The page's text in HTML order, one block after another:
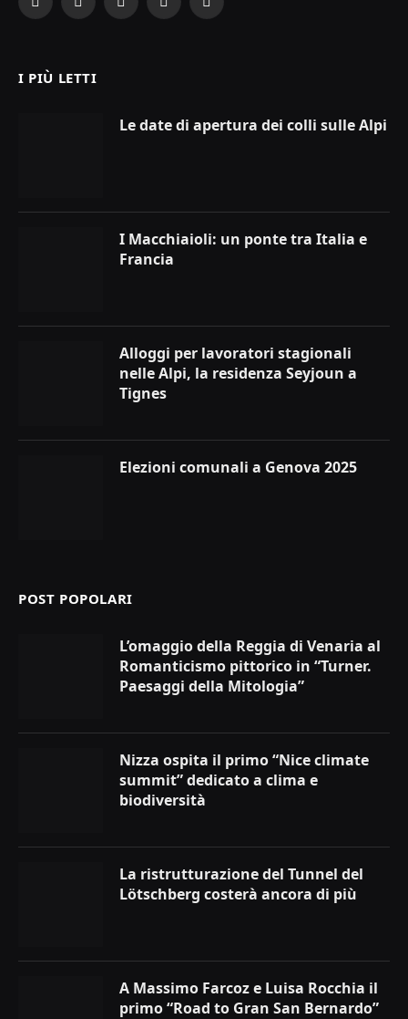
Facebook
X
InstagramYouTubeLinkedIn
I PIÙ LETTI
Le date di apertura dei colli sulle Alpi
I Macchiaioli: un ponte tra Italia e
Francia
Alloggi per lavoratori stagionali
nelle Alpi, la residenza Seyjoun a
Tignes
Elezioni comunali a Genova 2025
POST POPOLARI
L’omaggio della Reggia di Venaria al
Romanticismo pittorico in “Turner.
Paesaggi della Mitologia”
Nizza ospita il primo “Nice climate
summit” dedicato a clima e
biodiversità
La ristrutturazione del Tunnel del
Lötschberg costerà ancora di più
A Massimo Farcoz e Luisa Rocchia il
primo “Road to Gran San Bernardo”